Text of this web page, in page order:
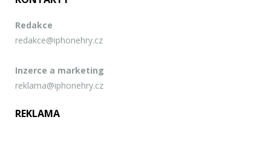
Redakce
redakce@iphonehry.cz
Inzerce a marketing
reklama@iphonehry.cz
REKLAMA